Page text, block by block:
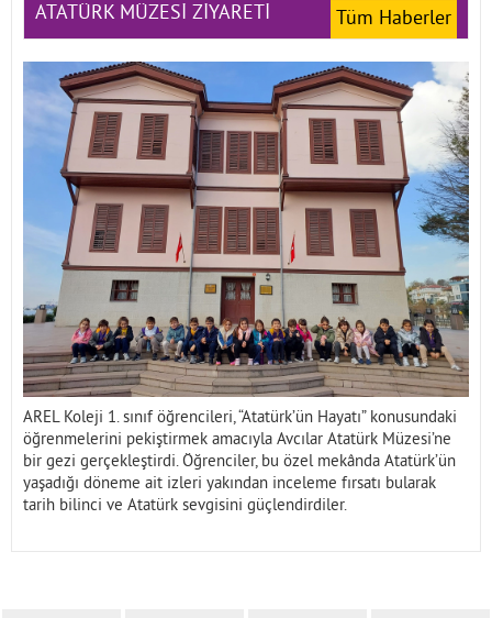
Uluslararası Programlar
Kampüs Olanakları
Kayıt-Kabul
İletişim
ATATÜRK MÜZESİ ZİYARETİ
Tüm Haberler
AREL Koleji 1. sınıf öğrencileri, “Atatürk’ün Hayatı” konusundaki
öğrenmelerini pekiştirmek amacıyla Avcılar Atatürk Müzesi’ne
bir gezi gerçekleştirdi. Öğrenciler, bu özel mekânda Atatürk’ün
yaşadığı döneme ait izleri yakından inceleme fırsatı bularak
tarih bilinci ve Atatürk sevgisini güçlendirdiler.